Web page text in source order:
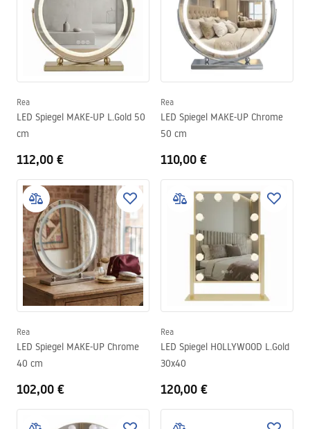
Rea
LED Spiegel MAKE-UP L.Gold 50
cm
112,00 €
Rea
LED Spiegel MAKE-UP Chrome
50 cm
110,00 €
Rea
LED Spiegel MAKE-UP Chrome
40 cm
102,00 €
Rea
LED Spiegel HOLLYWOOD L.Gold
30x40
120,00 €